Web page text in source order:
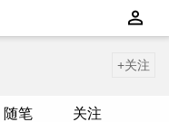
+关注
随笔 关注